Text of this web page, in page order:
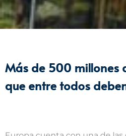
Más de 500 millones
que entre todos